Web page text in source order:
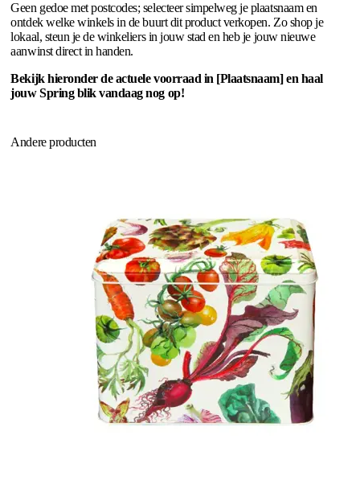
Geen gedoe met postcodes; selecteer simpelweg je plaatsnaam en
ontdek welke winkels in de buurt dit product verkopen. Zo shop je
lokaal, steun je de winkeliers in jouw stad en heb je jouw nieuwe
aanwinst direct in handen.
Bekijk hieronder de actuele voorraad in [Plaatsnaam] en haal
jouw Spring blik vandaag nog op!
Andere producten